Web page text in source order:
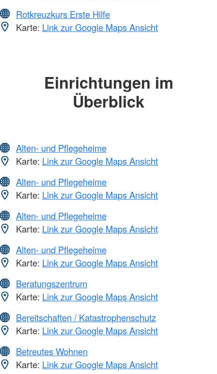
Rotkreuzkurs Erste Hilfe
Karte: Link zur Google Maps Ansicht
Einrichtungen im
Überblick
Alten- und Pflegeheime
Karte: Link zur Google Maps Ansicht
Alten- und Pflegeheime
Karte: Link zur Google Maps Ansicht
Alten- und Pflegeheime
Karte: Link zur Google Maps Ansicht
Alten- und Pflegeheime
Karte: Link zur Google Maps Ansicht
Beratungszentrum
Karte: Link zur Google Maps Ansicht
Bereitschaften / Katastrophenschutz
Karte: Link zur Google Maps Ansicht
Betreutes Wohnen
Karte: Link zur Google Maps Ansicht